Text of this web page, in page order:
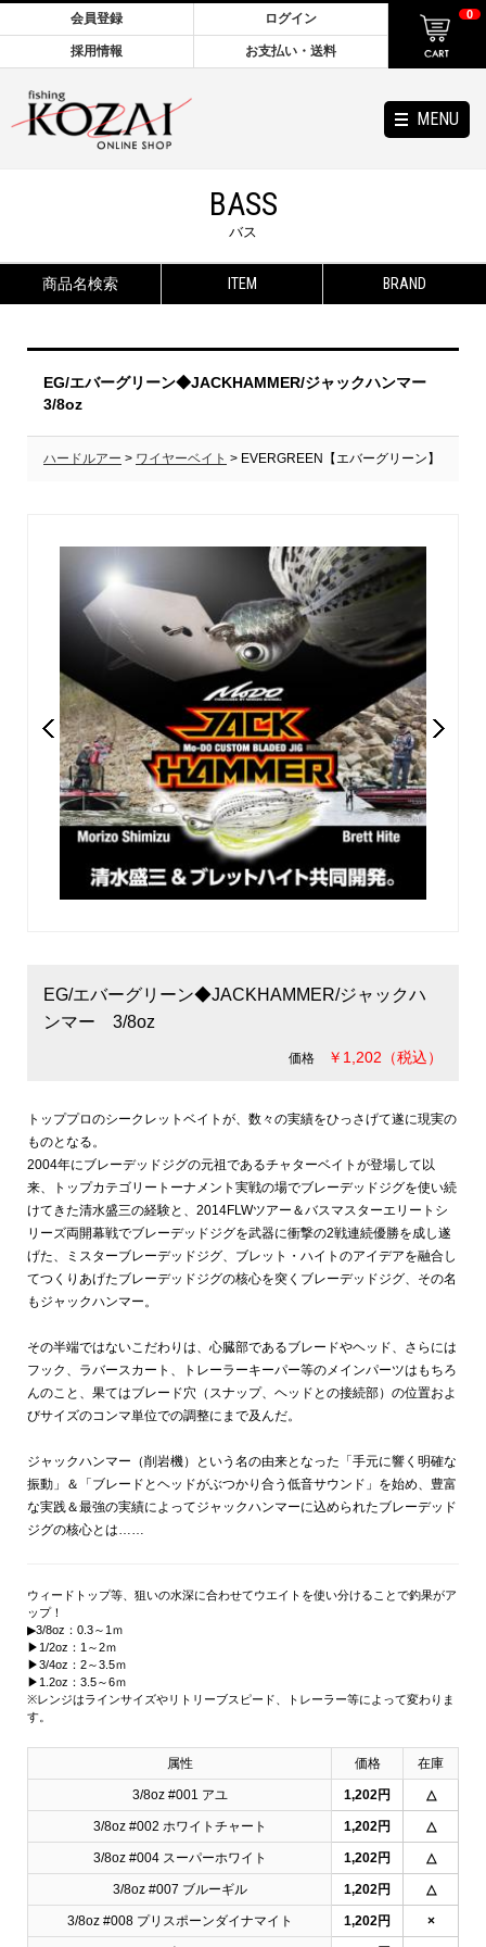
MENU
会員登録 ログイン
採用情報 お支払い・送料
0
BASS
バス
商品名検索 ITEM BRAND
EG/エバーグリーン◆JACKHAMMER/ジャックハンマー
3/8oz
ハードルアー > ワイヤーベイト > EVERGREEN【エバーグリーン】
EG/エバーグリーン◆JACKHAMMER/ジャックハ
ンマー 3/8oz
価格 ￥1,202（税込）
トッププロのシークレットベイトが、数々の実績をひっさげて遂に現実の
ものとなる。
2004年にブレーデッドジグの元祖であるチャターベイトが登場して以
来、トップカテゴリートーナメント実戦の場でブレーデッドジグを使い続
けてきた清水盛三の経験と、2014FLWツアー＆バスマスターエリートシ
リーズ両開幕戦でブレーデッドジグを武器に衝撃の2戦連続優勝を成し遂
げた、ミスターブレーデッドジグ、ブレット・ハイトのアイデアを融合し
てつくりあげたブレーデッドジグの核心を突くブレーデッドジグ、その名
もジャックハンマー。
その半端ではないこだわりは、心臓部であるブレードやヘッド、さらには
フック、ラバースカート、トレーラーキーパー等のメインパーツはもちろ
んのこと、果てはブレード穴（スナップ、ヘッドとの接続部）の位置およ
びサイズのコンマ単位での調整にまで及んだ。
ジャックハンマー（削岩機）という名の由来となった「手元に響く明確な
振動」＆「ブレードとヘッドがぶつかり合う低音サウンド」を始め、豊富
な実践＆最強の実績によってジャックハンマーに込められたブレーデッド
ジグの核心とは……
ウィードトップ等、狙いの水深に合わせてウエイトを使い分けることで釣果がア
ップ！
▶3/8oz：0.3～1ｍ
▶1/2oz：1～2ｍ
▶3/4oz：2～3.5ｍ
▶1.2oz：3.5～6ｍ
※レンジはラインサイズやリトリーブスピード、トレーラー等によって変わりま
す。
属性 価格 在庫
3/8oz #001 アユ 1,202円 △
3/8oz #002 ホワイトチャート 1,202円 △
3/8oz #004 スーパーホワイト 1,202円 △
3/8oz #007 ブルーギル 1,202円 △
3/8oz #008 プリスポーンダイナマイト 1,202円 ×